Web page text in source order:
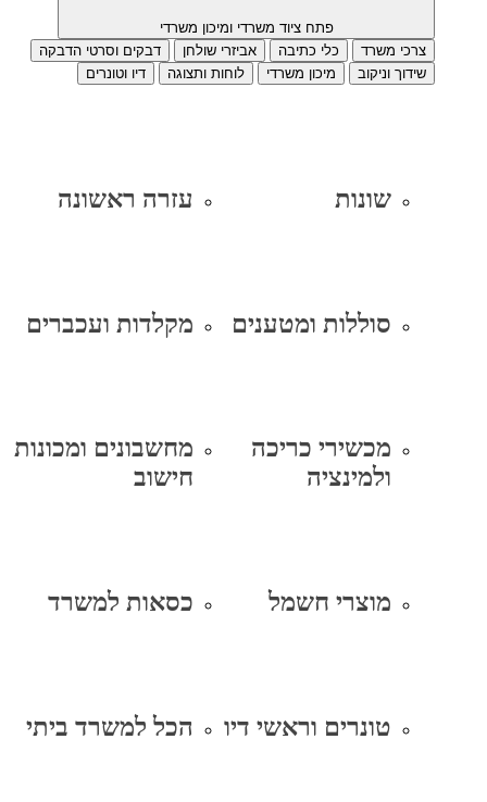
פתח ציוד משרדי ומיכון משרדי
צרכי משרד
כלי כתיבה אביזרי שולחן
דבקים וסרטי הדבקה
שידוך וניקוב
מיכון משרדי לוחות ותצוגה דיו וטונרים
שונות עזרה ראשונה
סוללות ומטענים מקלדות ועכברים
מכשירי כריכה
ולמינציה
מחשבונים ומכונות
חישוב
מוצרי חשמל כסאות למשרד
טונרים וראשי דיו הכל למשרד ביתי